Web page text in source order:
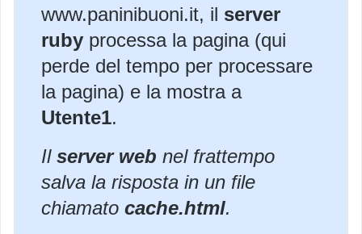
www.paninibuoni.it, il server
ruby processa la pagina (qui
perde del tempo per processare
la pagina) e la mostra a
Utente1.
Il server web nel frattempo
salva la risposta in un file
chiamato cache.html.